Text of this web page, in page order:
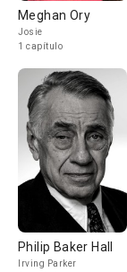
Meghan Ory
Josie
1 capítulo
Philip Baker Hall
Irving Parker